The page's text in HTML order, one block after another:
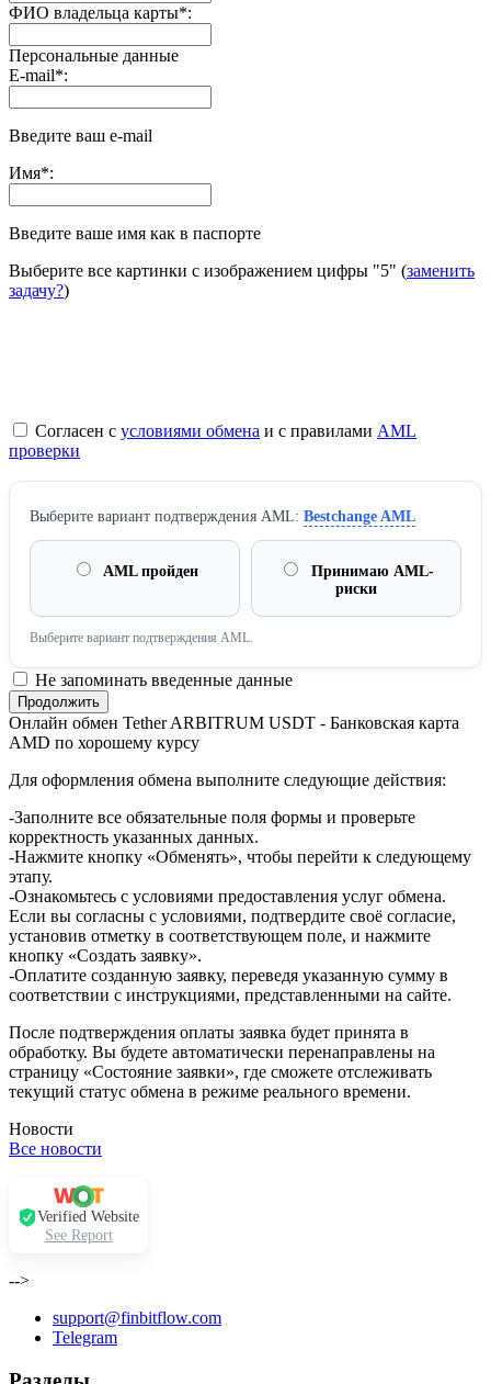
ФИО владельца карты*:
Персональные данные
E-mail*:
Введите ваш e-mail
Имя*:
Введите ваше имя как в паспорте
Выберите все картинки с изображением цифры "5" (заменить
задачу?)
Согласен с условиями обмена и с правилами AML
проверки
Выберите вариант подтверждения AML: Bestchange AML
AML пройден
Принимаю AML-
риски
Выберите вариант подтверждения AML.
Не запоминать введенные данные
Онлайн обмен Tether ARBITRUM USDT - Банковская карта
AMD по хорошему курсу
Для оформления обмена выполните следующие действия:
-Заполните все обязательные поля формы и проверьте
корректность указанных данных.
-Нажмите кнопку «Обменять», чтобы перейти к следующему
этапу.
-Ознакомьтесь с условиями предоставления услуг обмена.
Если вы согласны с условиями, подтвердите своё согласие,
установив отметку в соответствующем поле, и нажмите
кнопку «Создать заявку».
-Оплатите созданную заявку, переведя указанную сумму в
соответствии с инструкциями, представленными на сайте.
После подтверждения оплаты заявка будет принята в
обработку. Вы будете автоматически перенаправлены на
страницу «Состояние заявки», где сможете отслеживать
текущий статус обмена в режиме реального времени.
Новости
Все новости
Verified Website
See Report
-->
support@finbitflow.com
Telegram